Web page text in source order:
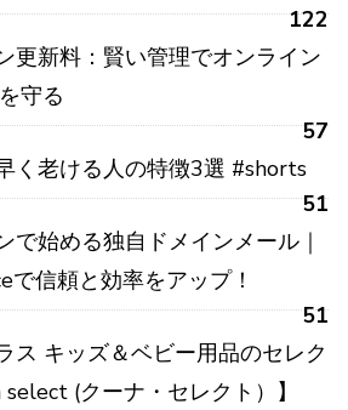
122
更新料：賢い管理でオンライン
守る
57
く老ける人の特徴3選 #shorts
51
で始める独自ドメインメール｜
信頼と効率をアップ！
51
ス キッズ＆ベビー用品のセレク
(クーナ・セレクト）】